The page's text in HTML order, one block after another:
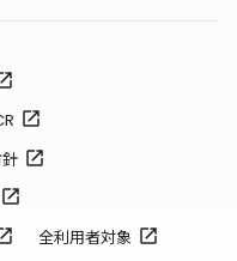
全利用者対象